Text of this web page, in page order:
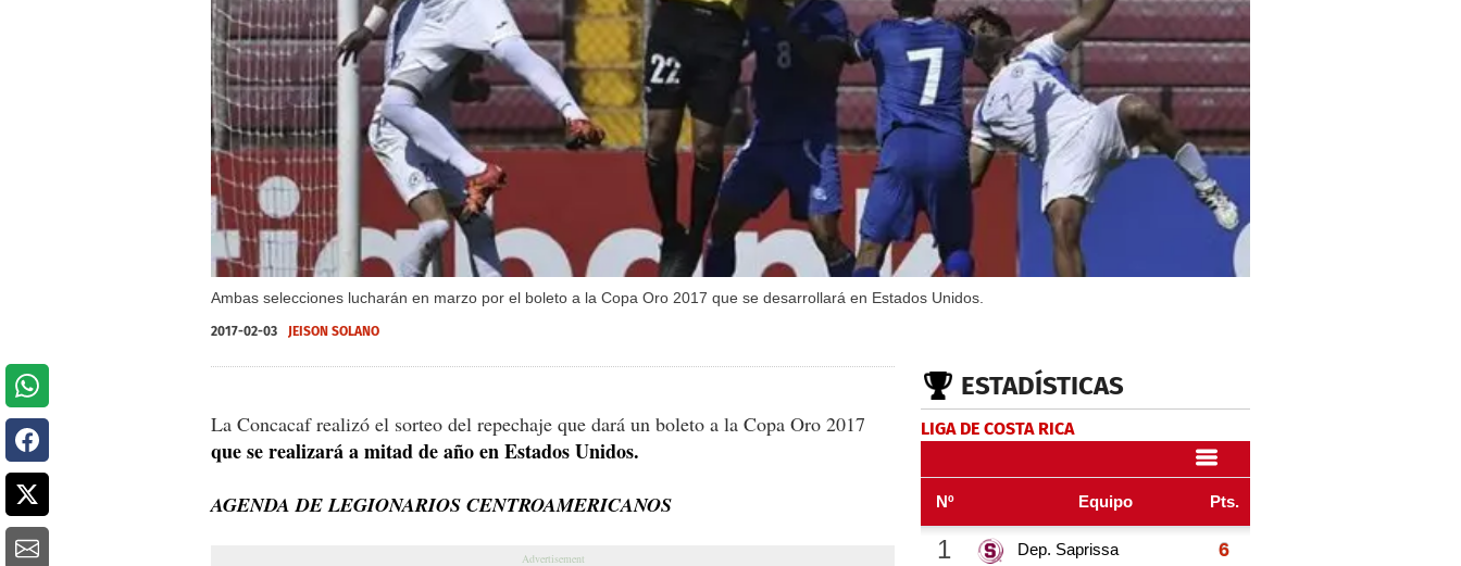
Ambas selecciones lucharán en marzo por el boleto a la Copa Oro 2017 que se desarrollará en Estados Unidos.
2017-02-03 JEISON SOLANO
La Concacaf realizó el sorteo del repechaje que dará un boleto a la Copa Oro 2017
que se realizará a mitad de año en Estados Unidos.
AGENDA DE LEGIONARIOS CENTROAMERICANOS
ESTADÍSTICAS
LIGA DE COSTA RICA